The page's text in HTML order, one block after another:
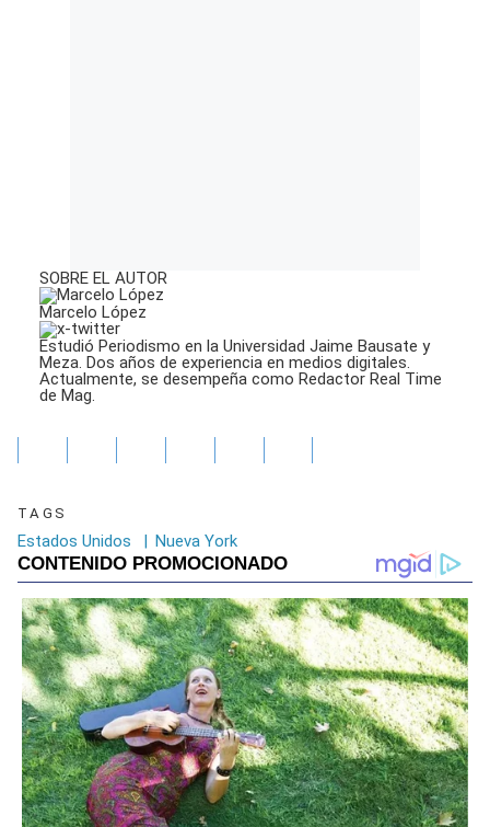
SOBRE EL AUTOR
Marcelo López
Estudió Periodismo en la Universidad Jaime Bausate y
Meza. Dos años de experiencia en medios digitales.
Actualmente, se desempeña como Redactor Real Time
de Mag.
TAGS
Estados Unidos | Nueva York